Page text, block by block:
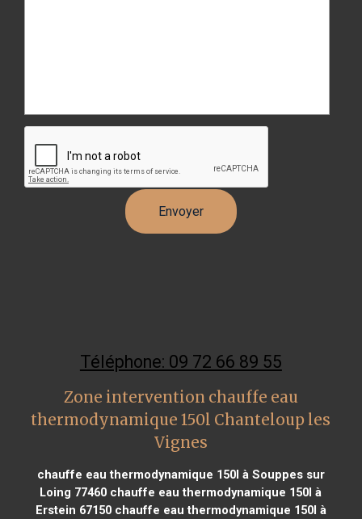
Téléphone: 09 72 66 89 55
Zone intervention chauffe eau
thermodynamique 150l Chanteloup les
Vignes
chauffe eau thermodynamique 150l à Souppes sur
Loing 77460 chauffe eau thermodynamique 150l à
Erstein 67150chauffe eau thermodynamique 150l à